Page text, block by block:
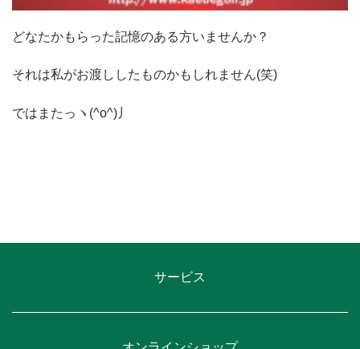
どなたかもらった記憶のある方いませんか？
それは私がお渡ししたものかもしれません(笑)
ではまたっヽ(^o^)丿
サービス